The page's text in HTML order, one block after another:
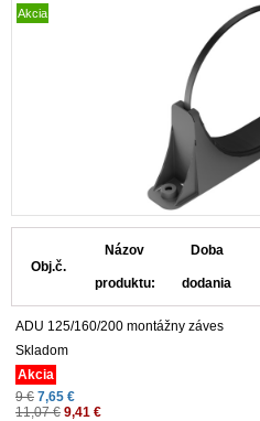
Akcia
Obj.č.
Názov
produktu:
Doba
dodania
ADU 125/160/200 montážny záves
Skladom
Akcia
9 € 7,65 €
11,07 € 9,41 €